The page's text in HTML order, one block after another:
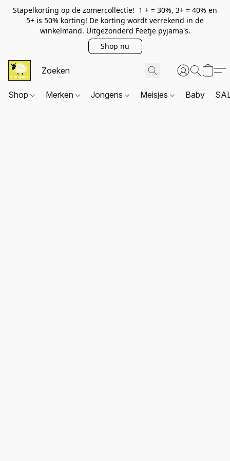
Stapelkorting op de zomercollectie! 1 + = 30%, 3+ = 40% en
5+ is 50% korting! De korting wordt verrekend in de
winkelmand. Uitgezonderd Feetje pyjama's.
Shop nu
Shop Merken Jongens Meisjes Baby